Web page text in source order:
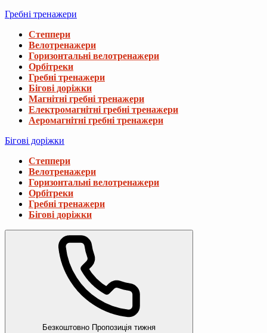
Гребні тренажери
Степпери
Велотренажери
Горизонтальні велотренажери
Орбітреки
Гребні тренажери
Бігові доріжки
Магнітні гребні тренажери
Електромагнітні гребні тренажери
Аеромагнітні гребні тренажери
Бігові доріжки
Степпери
Велотренажери
Горизонтальні велотренажери
Орбітреки
Гребні тренажери
Бігові доріжки
Безкоштовно Пропозиція тижня